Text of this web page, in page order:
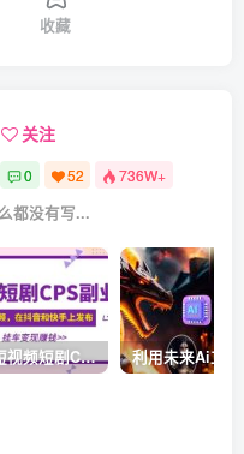
收藏
关注
0 52 736W+
都没有写...
黄岛主·短视频短剧CPS副业项目：二剪视频在抖音和快手上发布，挂车变现